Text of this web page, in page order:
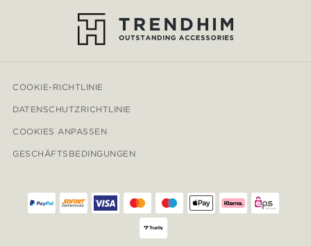
COOKIE-RICHTLINIE
DATENSCHUTZRICHTLINIE
COOKIES ANPASSEN
GESCHÄFTSBEDINGUNGEN